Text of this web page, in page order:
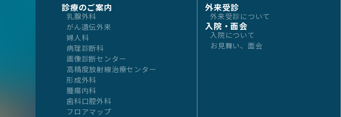
診療のご案内
乳腺外科
がん遺伝外来
婦人科
病理診断科
画像診断センター
高精度放射線治療センター
形成外科
腫瘍内科
歯科口腔外科
フロアマップ
外来受診
外来受診について
入院・面会
入院について
お見舞い、面会